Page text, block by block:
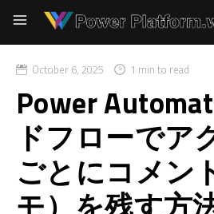
October 6, 2025 1 min to read
Power
ドフローでア
ごとにコメン